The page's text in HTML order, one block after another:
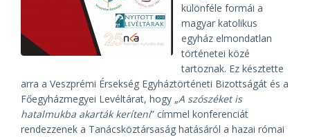
különféle formái a
magyar katolikus
egyház elmondatlan
történetei közé
tartoznak. Ez késztette
arra a Veszprémi Érsekség Egyháztörténeti Bizottságát és a
Főegyházmegyei Levéltárat, hogy „A szószéket is
hatalmukba akarták keríteni” címmel konferenciát
rendezzenek a Tanácsköztársaság hatásáról a hazai római